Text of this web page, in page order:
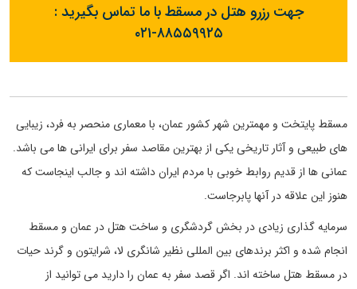
جهت رزرو هتل در مسقط با ما تماس بگیرید :
۰۲۱-۸۸۵۵۹۹۲۵
مسقط پایتخت و مهمترین شهر کشور عمان، با معماری منحصر به فرد، زیبایی
های طبیعی و آثار تاریخی یکی از بهترین مقاصد سفر برای ایرانی ها می باشد.
عمانی ها از قدیم روابط خوبی با مردم ایران داشته اند و جالب اینجاست که
هنوز این علاقه در آنها پابرجاست.
سرمایه گذاری زیادی در بخش گردشگری و ساخت هتل در عمان و مسقط
انجام شده و اکثر برندهای بین المللی نظیر شانگری لا، شرایتون و گرند حیات
در مسقط هتل ساخته اند. اگر قصد سفر به عمان را دارید می توانید از